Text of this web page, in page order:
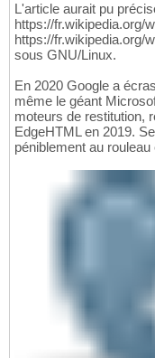
L'article aurait pu
https://fr.wikipedia.org/
https://fr.wikipedia.org/
sous GNU/Linux.
En 2020 Google a
même le géant
moteurs de restitution,
EdgeHTML en 2019.
péniblement au